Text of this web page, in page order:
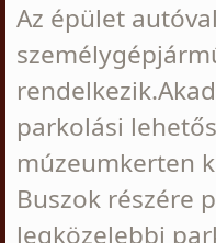
Az épület
parkolási
múzeumkerten
Buszok részére
legközelebbi